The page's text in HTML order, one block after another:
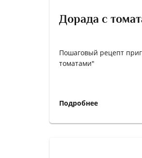
Дорада с
Пошаговый рецепт
томатами"
Подробнее